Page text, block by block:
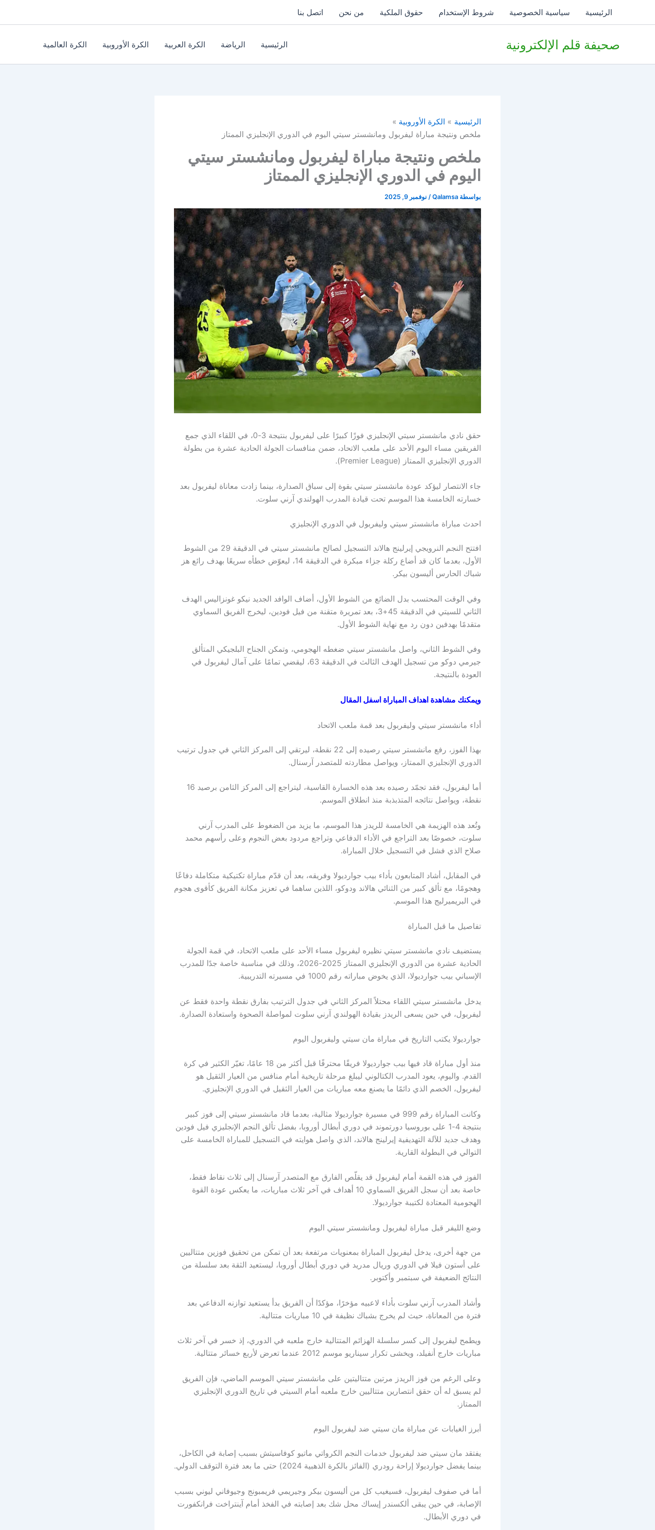
الرئيسية سياسية الخصوصية شروط الإستخدام حقوق الملكية من نحن اتصل بنا
صحيفة قلم الإلكترونية الرئيسية الرياضة الكرة العربية الكرة الأوروبية الكرة العالمية
الرئيسية
الكرة الأوروبية
ملخص ونتيجة مباراة ليفربول ومانشستر سيتي اليوم في الدوري الإنجليزي الممتاز
ملخص ونتيجة مباراة ليفربول ومانشستر سيتي
اليوم في الدوري الإنجليزي الممتاز
بواسطة Qalamsa
/ نوفمبر 9, 2025
حقق نادي مانشستر سيتي الإنجليزي فوزًا كبيرًا على ليفربول بنتيجة 3-0، في اللقاء الذي جمع
الفريقين مساء اليوم الأحد على ملعب الاتحاد، ضمن منافسات الجولة الحادية عشرة من بطولة
الدوري الإنجليزي الممتاز (Premier League).
جاء الانتصار ليؤكد عودة مانشستر سيتي بقوة إلى سباق الصدارة، بينما زادت معاناة ليفربول بعد
خسارته الخامسة هذا الموسم تحت قيادة المدرب الهولندي آرني سلوت.
احدث مباراة مانشستر سيتي وليفربول في الدوري الإنجليزي
افتتح النجم النرويجي إيرلينج هالاند التسجيل لصالح مانشستر سيتي في الدقيقة 29 من الشوط
الأول، بعدما كان قد أضاع ركلة جزاء مبكرة في الدقيقة 14، ليعوّض خطأه سريعًا بهدف رائع هز
شباك الحارس أليسون بيكر.
وفي الوقت المحتسب بدل الضائع من الشوط الأول، أضاف الوافد الجديد نيكو غونزاليس الهدف
الثاني للسيتي في الدقيقة 45+3، بعد تمريرة متقنة من فيل فودين، ليخرج الفريق السماوي
متقدمًا بهدفين دون رد مع نهاية الشوط الأول.
وفي الشوط الثاني، واصل مانشستر سيتي ضغطه الهجومي، وتمكن الجناح البلجيكي المتألق
جيرمي دوكو من تسجيل الهدف الثالث في الدقيقة 63، ليقضي تمامًا على آمال ليفربول في
العودة بالنتيجة.
ويمكنك مشاهدة اهداف المباراة اسفل المقال
أداء مانشستر سيتي وليفربول بعد قمة ملعب الاتحاد
بهذا الفوز، رفع مانشستر سيتي رصيده إلى 22 نقطة، ليرتقي إلى المركز الثاني في جدول ترتيب
الدوري الإنجليزي الممتاز، ويواصل مطاردته للمتصدر آرسنال.
أما ليفربول، فقد تجمّد رصيده بعد هذه الخسارة القاسية، ليتراجع إلى المركز الثامن برصيد 16
نقطة، ويواصل نتائجه المتذبذبة منذ انطلاق الموسم.
وتُعد هذه الهزيمة هي الخامسة للريدز هذا الموسم، ما يزيد من الضغوط على المدرب آرني
سلوت، خصوصًا بعد التراجع في الأداء الدفاعي وتراجع مردود بعض النجوم وعلى رأسهم محمد
صلاح الذي فشل في التسجيل خلال المباراة.
في المقابل، أشاد المتابعون بأداء بيب جوارديولا وفريقه، بعد أن قدّم مباراة تكتيكية متكاملة دفاعًا
وهجومًا، مع تألق كبير من الثنائي هالاند ودوكو، اللذين ساهما في تعزيز مكانة الفريق كأقوى هجوم
في البريميرليج هذا الموسم.
تفاصيل ما قبل المباراة
يستضيف نادي مانشستر سيتي نظيره ليفربول مساء الأحد على ملعب الاتحاد، في قمة الجولة
الحادية عشرة من الدوري الإنجليزي الممتاز 2025-2026، وذلك في مناسبة خاصة جدًا للمدرب
الإسباني بيب جوارديولا، الذي يخوض مباراته رقم 1000 في مسيرته التدريبية.
يدخل مانشستر سيتي اللقاء محتلاً المركز الثاني في جدول الترتيب بفارق نقطة واحدة فقط عن
ليفربول، في حين يسعى الريدز بقيادة الهولندي آرني سلوت لمواصلة الصحوة واستعادة الصدارة.
جوارديولا يكتب التاريخ في مباراة مان سيتي وليفربول اليوم
منذ أول مباراة قاد فيها بيب جوارديولا فريقًا محترفًا قبل أكثر من 18 عامًا، تغيّر الكثير في كرة
القدم. واليوم، يعود المدرب الكتالوني ليبلغ مرحلة تاريخية أمام منافس من العيار الثقيل هو
ليفربول، الخصم الذي دائمًا ما يصنع معه مباريات من العيار الثقيل في الدوري الإنجليزي.
وكانت المباراة رقم 999 في مسيرة جوارديولا مثالية، بعدما قاد مانشستر سيتي إلى فوز كبير
بنتيجة 4-1 على بوروسيا دورتموند في دوري أبطال أوروبا، بفضل تألق النجم الإنجليزي فيل فودين
وهدف جديد للآلة التهديفية إيرلينج هالاند، الذي واصل هوايته في التسجيل للمباراة الخامسة على
التوالي في البطولة القارية.
الفوز في هذه القمة أمام ليفربول قد يقلّص الفارق مع المتصدر آرسنال إلى ثلاث نقاط فقط،
خاصة بعد أن سجل الفريق السماوي 10 أهداف في آخر ثلاث مباريات، ما يعكس عودة القوة
الهجومية المعتادة لكتيبة جوارديولا.
وضع الليفر قبل مباراة ليفربول ومانشستر سيتي اليوم
من جهة أخرى، يدخل ليفربول المباراة بمعنويات مرتفعة بعد أن تمكن من تحقيق فوزين متتاليين
على أستون فيلا في الدوري وريال مدريد في دوري أبطال أوروبا، ليستعيد الثقة بعد سلسلة من
النتائج الضعيفة في سبتمبر وأكتوبر.
وأشاد المدرب آرني سلوت بأداء لاعبيه مؤخرًا، مؤكدًا أن الفريق بدأ يستعيد توازنه الدفاعي بعد
فترة من المعاناة، حيث لم يخرج بشباك نظيفة في 10 مباريات متتالية.
ويطمح ليفربول إلى كسر سلسلة الهزائم المتتالية خارج ملعبه في الدوري، إذ خسر في آخر ثلاث
مباريات خارج أنفيلد، ويخشى تكرار سيناريو موسم 2012 عندما تعرض لأربع خسائر متتالية.
وعلى الرغم من فوز الريدز مرتين متتاليتين على مانشستر سيتي الموسم الماضي، فإن الفريق
لم يسبق له أن حقق انتصارين متتاليين خارج ملعبه أمام السيتي في تاريخ الدوري الإنجليزي
الممتاز.
أبرز الغيابات عن مباراة مان سيتي ضد ليفربول اليوم
يفتقد مان سيتي ضد ليفربول خدمات النجم الكرواتي ماتيو كوفاسيتش بسبب إصابة في الكاحل،
بينما يفضل جوارديولا إراحة رودري (الفائز بالكرة الذهبية 2024) حتى ما بعد فترة التوقف الدولي.
أما في صفوف ليفربول، فسيغيب كل من أليسون بيكر وجيريمي فريمبونج وجيوفاني ليوني بسبب
الإصابة، في حين يبقى ألكسندر إيساك محل شك بعد إصابته في الفخذ أمام آينتراخت فرانكفورت
في دوري الأبطال.